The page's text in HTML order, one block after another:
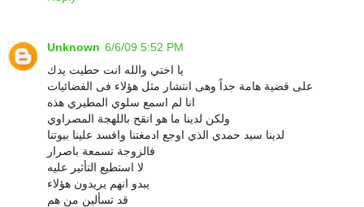
Unknown 6/6/09 5:52 PM
يا اختي والله انت حطيت يدك
على قضية هامة جداً وهى انتشار مثل هؤلاء فى الفضائيات
انا لم اسمع سلوي المطيري هذه
ولكن لدينا ما هو انقح باللهجة المصراوي
لدينا سيد حمدي الذي اوجع ادمغتنا وافسد علينا بيوتنا
فالزوجة تسمعة باصرار
لا استطيع التأثير عليه
يبدو انهم يريدون هؤلاء
قد تسألين من هم